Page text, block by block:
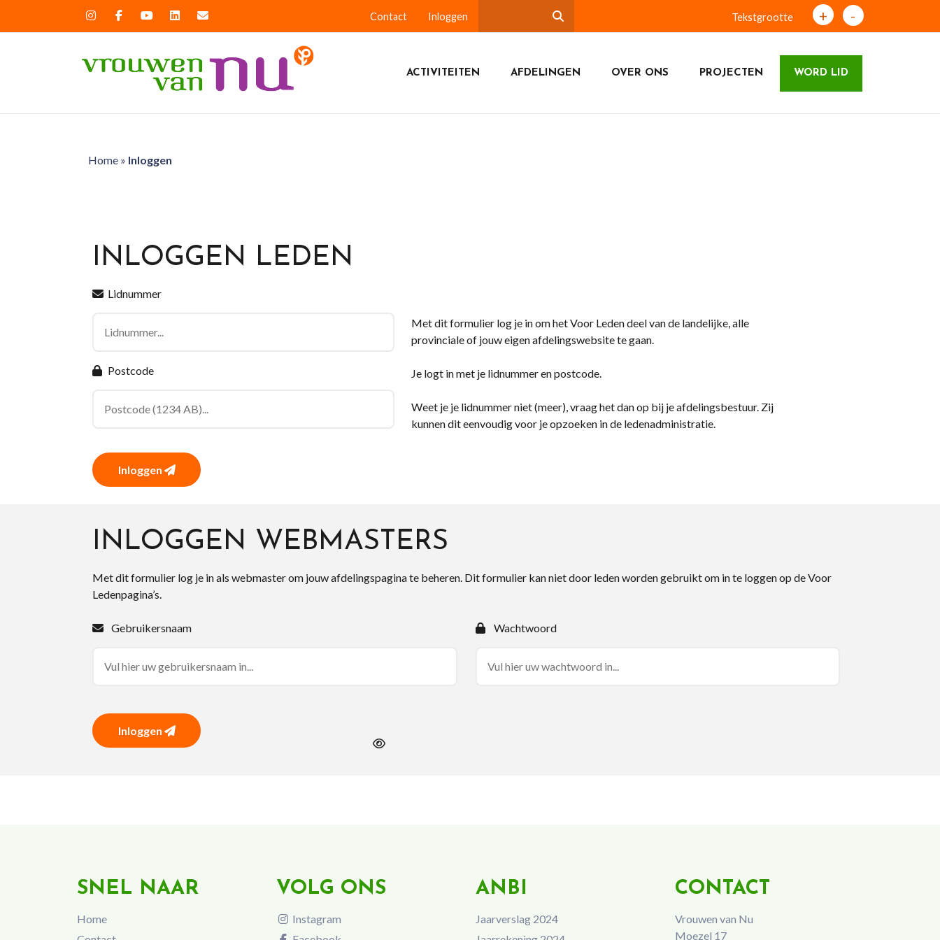
Contact Inloggen Tekstgrootte + -
ACTIVITEITEN AFDELINGEN OVER ONS PROJECTEN WORD LID
Home» Inloggen
INLOGGEN LEDEN
Lidnummer
Postcode
Inloggen
Met dit formulier log je in om het Voor Leden deel van de landelijke, alle
provinciale of jouw eigen afdelingswebsite te gaan.
Je logt in met je lidnummer en postcode.
Weet je je lidnummer niet (meer), vraag het dan op bij je afdelingsbestuur. Zij
kunnen dit eenvoudig voor je opzoeken in de ledenadministratie.
INLOGGEN WEBMASTERS
Met dit formulier log je in als webmaster om jouw afdelingspagina te beheren. Dit formulier kan niet door leden worden gebruikt om in te loggen op de Voor
Ledenpagina’s.
Gebruikersnaam Wachtwoord
Inloggen
SNEL NAAR
Home
VOLG ONS
Instagram
ANBI
Jaarverslag 2024
CONTACT
Vrouwen van Nu
Moezel 17